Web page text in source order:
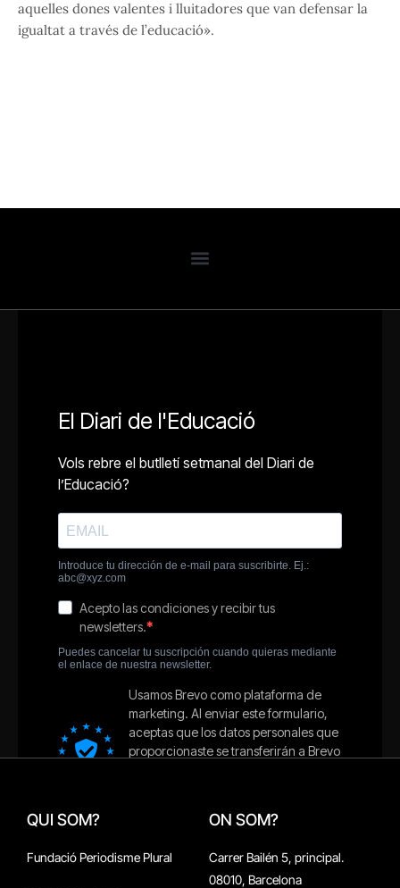
aquelles dones valentes i lluitadores que van defensar la
igualtat a través de l’educació».
QUI SOM?
Fundació Periodisme Plural
ON SOM?
Carrer Bailén 5, principal.
08010, Barcelona